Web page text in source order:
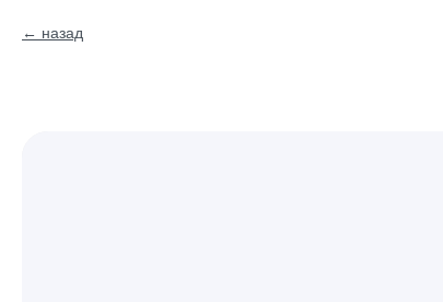
назад